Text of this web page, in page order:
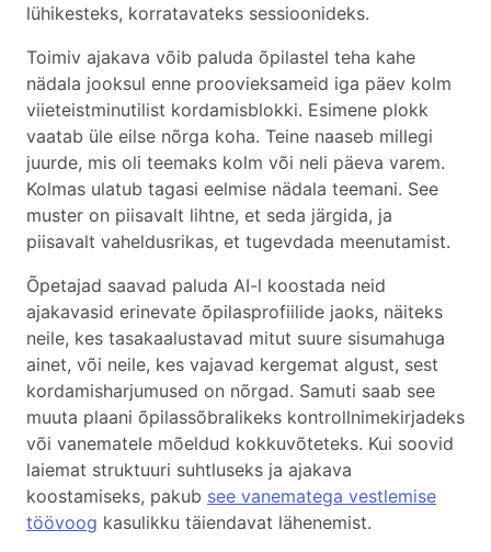
lühikesteks, korratavateks sessioonideks.
Toimiv ajakava võib paluda õpilastel teha kahe
nädala jooksul enne proovieksameid iga päev kolm
viieteistminutilist kordamisblokki. Esimene plokk
vaatab üle eilse nõrga koha. Teine naaseb millegi
juurde, mis oli teemaks kolm või neli päeva varem.
Kolmas ulatub tagasi eelmise nädala teemani. See
muster on piisavalt lihtne, et seda järgida, ja
piisavalt vaheldusrikas, et tugevdada meenutamist.
Õpetajad saavad paluda AI-l koostada neid
ajakavasid erinevate õpilasprofiilide jaoks, näiteks
neile, kes tasakaalustavad mitut suure sisumahuga
ainet, või neile, kes vajavad kergemat algust, sest
kordamisharjumused on nõrgad. Samuti saab see
muuta plaani õpilassõbralikeks kontrollnimekirjadeks
või vanematele mõeldud kokkuvõteteks. Kui soovid
laiemat struktuuri suhtluseks ja ajakava
koostamiseks, pakub see vanematega vestlemise
töövoog kasulikku täiendavat lähenemist.